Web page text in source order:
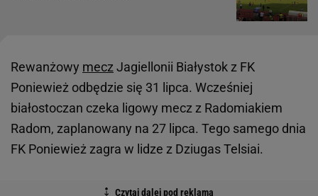
Rewanżowy meczJagiellonii Białystok z FK
Poniewież odbędzie się 31 lipca. Wcześniej
białostoczan czeka ligowy mecz z Radomiakiem
Radom, zaplanowany na 27 lipca. Tego samego dnia
FK Poniewież zagra w lidze z Dziugas Telsiai.